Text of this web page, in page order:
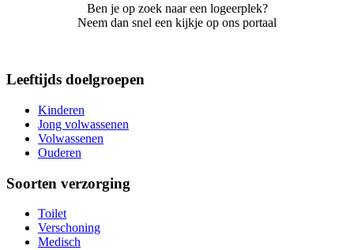
Ben je op zoek naar een logeerplek?
Neem dan snel een kijkje op ons portaal
Leeftijds doelgroepen
Kinderen
Jong volwassenen
Volwassenen
Ouderen
Soorten verzorging
Toilet
Verschoning
Medisch